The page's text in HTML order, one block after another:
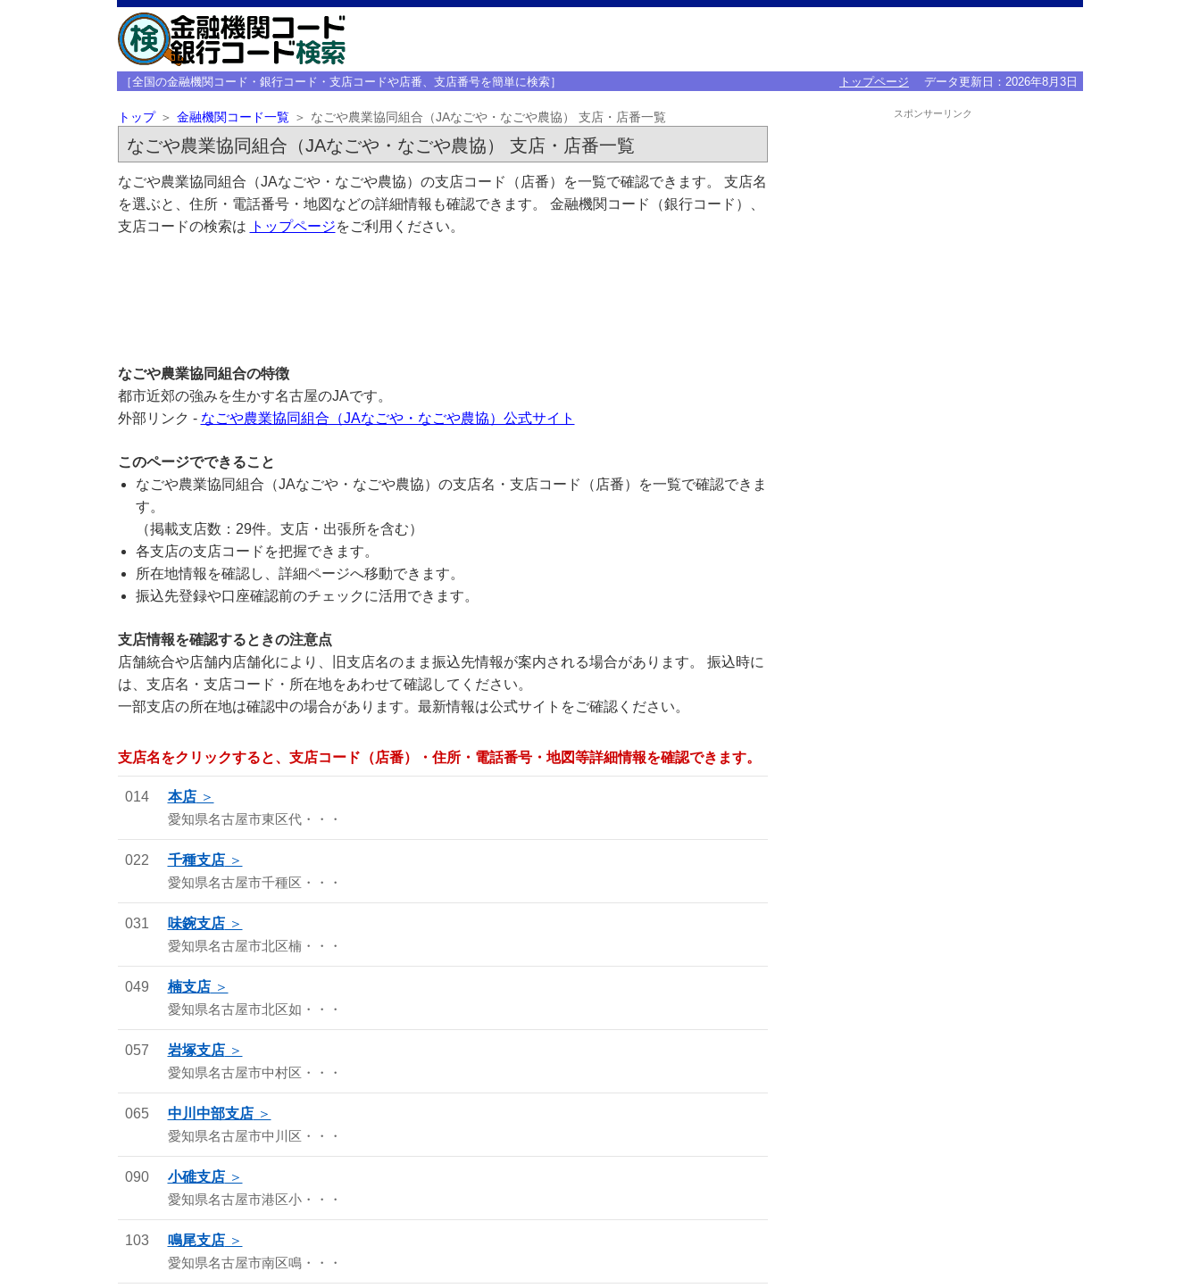
［全国の金融機関コード・銀行コード・支店コードや店番、支店番号を簡単に検索］ トップページ データ更新日： 2026年8月3日
トップ 金融機関コード一覧 なごや農業協同組合（JAなごや・なごや農協） 支店・店番一覧
なごや農業協同組合（JAなごや・なごや農協） 支店・店番一覧
なごや農業協同組合（JAなごや・なごや農協）の支店コード（店番）を一覧で確認できます。 支店名
を選ぶと、住所・電話番号・地図などの詳細情報も確認できます。 金融機関コード（銀行コード）、
支店コードの検索は
トップページをご利用ください。
なごや農業協同組合の特徴
都市近郊の強みを生かす名古屋のJAです。
外部リンク - なごや農業協同組合（JAなごや・なごや農協）公式サイト
このページでできること
なごや農業協同組合（JAなごや・なごや農協）の支店名・支店コード（店番）を一覧で確認できま
す。
（掲載支店数：29件。支店・出張所を含む）
各支店の支店コードを把握できます。
所在地情報を確認し、詳細ページへ移動できます。
振込先登録や口座確認前のチェックに活用できます。
支店情報を確認するときの注意点
店舗統合や店舗内店舗化により、旧支店名のまま振込先情報が案内される場合があります。 振込時に
は、支店名・支店コード・所在地をあわせて確認してください。
一部支店の所在地は確認中の場合があります。最新情報は公式サイトをご確認ください。
支店名をクリックすると、支店コード（店番）・住所・電話番号・地図等詳細情報を確認できます。
014 本店
愛知県名古屋市東区代・・・
022 千種支店
愛知県名古屋市千種区・・・
031 味鋺支店
愛知県名古屋市北区楠・・・
049 楠支店
愛知県名古屋市北区如・・・
057 岩塚支店
愛知県名古屋市中村区・・・
065 中川中部支店
愛知県名古屋市中川区・・・
090 小碓支店
愛知県名古屋市港区小・・・
103 鳴尾支店
愛知県名古屋市南区鳴・・・
スポンサーリンク